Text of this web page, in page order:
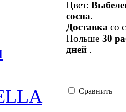
Цвет:
сосна.
Доставка со
Польше 30
дней .
Сравнить